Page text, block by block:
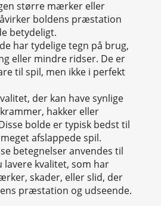
større mærker eller
boldens præstation
betydeligt.
har tydelige tegn på brug,
eller mindre ridser. De er
til spil, men ikke i perfekt
der kan have synlige
hakker eller
bolde er typisk bedst til
afslappede spil.
betegnelser anvendes til
lavere kvalitet, som har
skader, eller slid, der
præstation og udseende.